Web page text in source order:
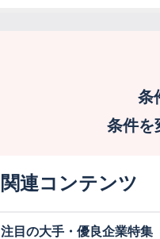
条
条件を
関連コンテンツ
注目の大手・優良企業特集